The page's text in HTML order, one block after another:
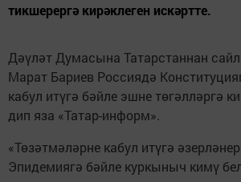
тикшерергә кирәклеген искәртте.
Дәүләт Думасына Татарстаннан
Марат Бариев Россиядә
кабул итүгә бәйле эшне төгәлләргә
дип яза «Татар-информ».
«Төзәтмәләрне кабул итүгә
Эпидемиягә бәйле куркыныч кимү